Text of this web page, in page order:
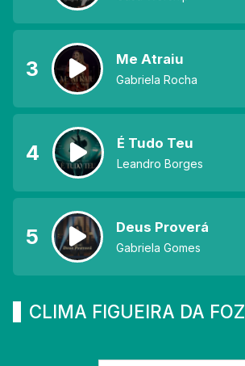
3 Me Atraiu
Gabriela Rocha
4 É Tudo Teu
Leandro Borges
5 Deus Proverá
Gabriela Gomes
CLIMA FIGUEIRA DA FOZ